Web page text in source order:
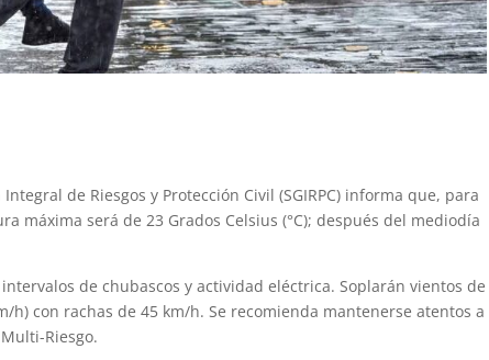
de Riesgos y Protección Civil (SGIRPC) informa que, para
máxima será de 23 Grados Celsius (°C); después del mediodía
de chubascos y actividad eléctrica. Soplarán vientos de
con rachas de 45 km/h. Se recomienda mantenerse atentos a
Riesgo.